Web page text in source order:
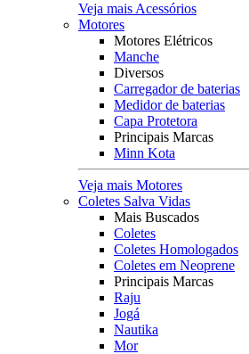
Veja mais Acessórios
Motores
Motores Elétricos
Manche
Diversos
Carregador de baterias
Medidor de baterias
Capa Protetora
Principais Marcas
Minn Kota
Veja mais Motores
Coletes Salva Vidas
Mais Buscados
Coletes
Coletes Homologados
Coletes em Neoprene
Principais Marcas
Raju
Jogá
Nautika
Mor